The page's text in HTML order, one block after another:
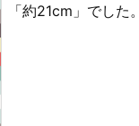
「約21cm」でした。